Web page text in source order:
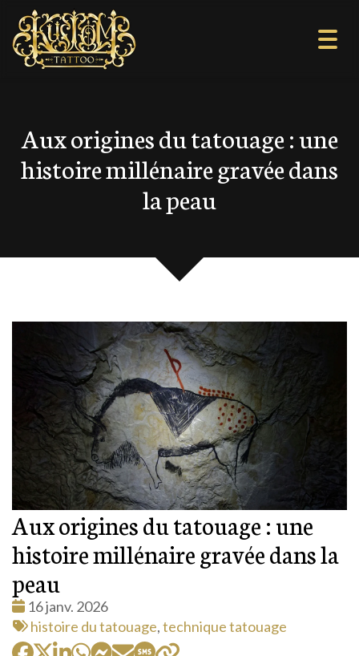
Aux origines du tatouage : une
histoire millénaire gravée dans
la peau
Aux origines du tatouage : une
histoire millénaire gravée dans la
peau
Date
:
16 janv. 2026
Tags
:
histoire du tatouage,technique tatouage